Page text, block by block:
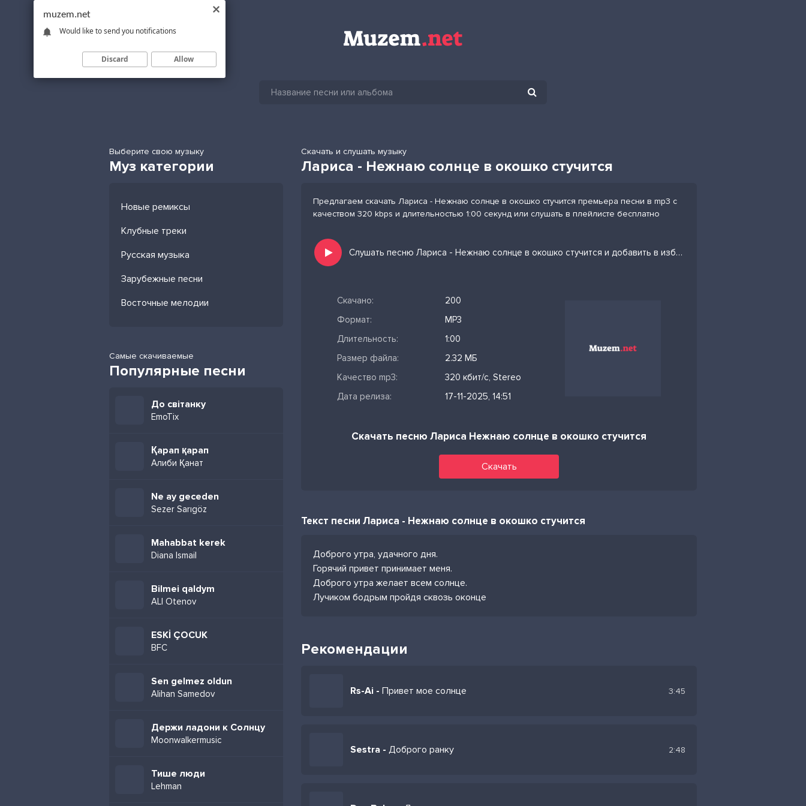
Выберите свою музыку
Муз категории
Новые ремиксы
Клубные треки
Русская музыка
Зарубежные песни
Восточные мелодии
Самые скачиваемые
Популярные песни
До світанку
EmoTix
Қарап қарап
Алиби Қанат
Ne ay geceden
Sezer Sarıgöz
Mahabbat kerek
Diana Ismail
Bilmei qaldym
ALI Otenov
ESKİ ÇOCUK
BFC
Sen gelmez oldun
Alihan Samedov
Держи ладони к Солнцу
Moonwalkermusic
Тише люди
Lehman
Скачать и слушать музыку
Лариса - Нежнаю солнце в окошко стучится
Предлагаем скачать Лариса - Нежнаю солнце в окошко стучится премьера песни в mp3 с
качеством 320 kbps и длительностью 1:00 секунд или слушать в плейлисте бесплатно
Слушать песню Лариса - Нежнаю солнце в окошко стучится и добавить в избранных
Скачано:
200
Формат:
MP3
Длительность:
1:00
Размер файла:
2.32 МБ
Качество mp3:
320 кбит/с, Stereo
Дата релиза:
17-11-2025, 14:51
Скачать песню Лариса Нежнаю солнце в окошко стучится
Скачать
Текст песни Лариса - Нежнаю солнце в окошко стучится
Доброго утра, удачного дня.
Горячий привет принимает меня.
Доброго утра желает всем солнце.
Лучиком бодрым пройдя сквозь оконце
Рекомендации
Rs-Ai - Привет мое солнце 3:45
Sestra - Доброго ранку 2:48
muzem.net
Would like to send you notifications
Discard Allow